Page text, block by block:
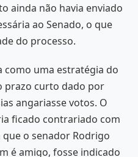
ainda não havia enviado
ao Senado, o que
do processo.
como uma estratégia do
prazo curto dado por
angariasse votos. O
ficado contrariado com
que o senador Rodrigo
é amigo, fosse indicado